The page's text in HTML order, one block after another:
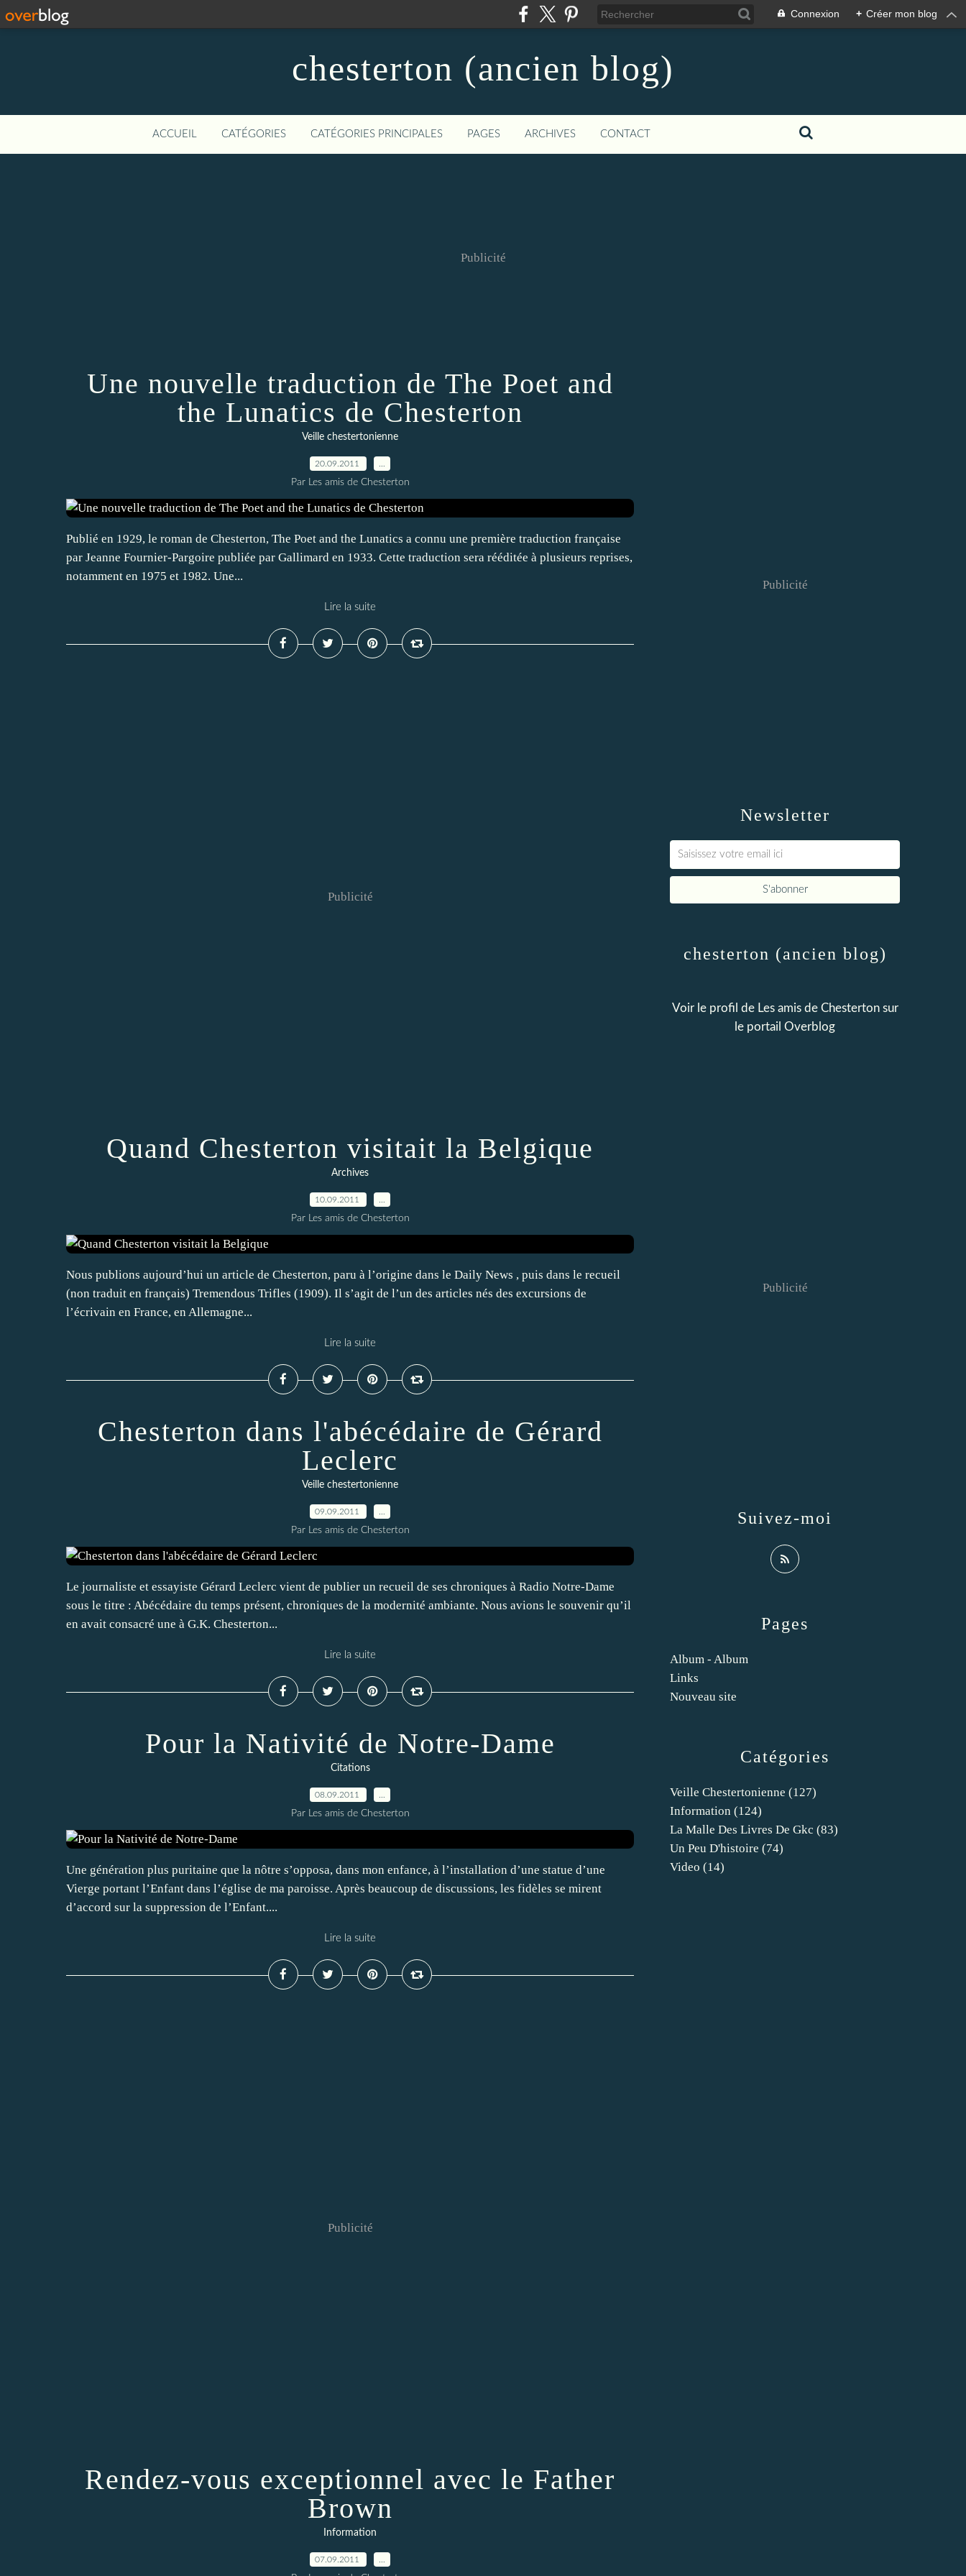
Connexion + Créer mon blog
chesterton (ancien blog)
ACCUEIL CATÉGORIES CATÉGORIES PRINCIPALES PAGES ARCHIVES CONTACT
Publicité
Une nouvelle traduction de The Poet and
the Lunatics de Chesterton
Veille chestertonienne
20.09.2011
Par Les amis de Chesterton
Publié en 1929, le roman de Chesterton, The Poet and the Lunatics a connu une première traduction française
par Jeanne Fournier-Pargoire publiée par Gallimard en 1933. Cette traduction sera rééditée à plusieurs reprises,
notamment en 1975 et 1982. Une...
Lire la suite
Publicité
Quand Chesterton visitait la Belgique
Archives
10.09.2011
Par Les amis de Chesterton
Nous publions aujourd’hui un article de Chesterton, paru à l’origine dans le Daily News , puis dans le recueil
(non traduit en français) Tremendous Trifles (1909). Il s’agit de l’un des articles nés des excursions de
l’écrivain en France, en Allemagne...
Lire la suite
Chesterton dans l'abécédaire de Gérard
Leclerc
Veille chestertonienne
09.09.2011
Par Les amis de Chesterton
Le journaliste et essayiste Gérard Leclerc vient de publier un recueil de ses chroniques à Radio Notre-Dame
sous le titre : Abécédaire du temps présent, chroniques de la modernité ambiante. Nous avions le souvenir qu’il
en avait consacré une à G.K. Chesterton...
Lire la suite
Pour la Nativité de Notre-Dame
Citations
08.09.2011
Par Les amis de Chesterton
Une génération plus puritaine que la nôtre s’opposa, dans mon enfance, à l’installation d’une statue d’une
Vierge portant l’Enfant dans l’église de ma paroisse. Après beaucoup de discussions, les fidèles se mirent
d’accord sur la suppression de l’Enfant....
Lire la suite
Publicité
Rendez-vous exceptionnel avec le Father
Brown
Information
07.09.2011
Newsletter
Publicité
Catégories
Veille Chestertonienne (127)
Information (124)
La Malle Des Livres De Gkc (83)
Un Peu D'histoire (74)
Video (14)
Pages
Album - Album
Links
Nouveau site
chesterton (ancien blog)
Voir le profil de Les amis de Chestertonsur
le portail Overblog
Suivez-moi
Publicité